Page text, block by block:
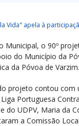
Vida" apela à
Municipal, o 90º
do Município da
da Póvoa de Varzim.
projeto contou com
Portuguesa
do UDPV, Maria da
a Comissão